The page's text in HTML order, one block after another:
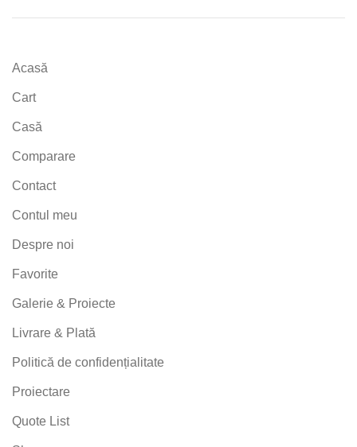
Acasă
Cart
Casă
Comparare
Contact
Contul meu
Despre noi
Favorite
Galerie & Proiecte
Livrare & Plată
Politică de confidențialitate
Proiectare
Quote List